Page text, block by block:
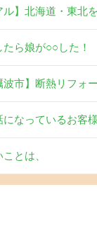
ル】北海道・東
たら娘が○○した！
波市】断熱リフ
になっているお客
とは、